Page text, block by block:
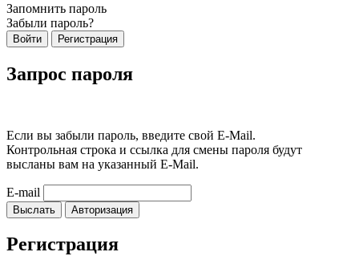
Запомнить пароль
Забыли пароль?
Войти Регистрация
Запрос пароля
Если вы забыли пароль, введите свой E-Mail.
Контрольная строка и ссылка для смены пароля будут
высланы вам на указанный E-Mail.
E-mail
Выслать Авторизация
Регистрация